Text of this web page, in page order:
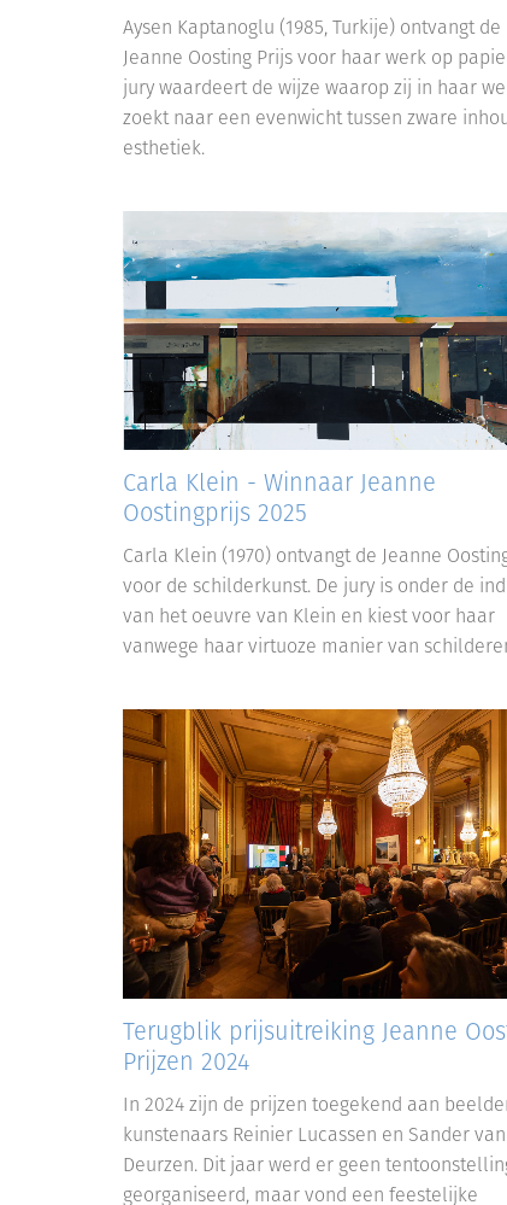
Aysen Kaptanoglu (1985, Turkije) ontvangt de
Jeanne Oosting Prijs voor haar werk op
jury waardeert de wijze waarop zij in haar
zoekt naar een evenwicht tussen zware
esthetiek.
Carla Klein - Winnaar Jeanne
Oostingprijs 2025
Carla Klein (1970) ontvangt de Jeanne
voor de schilderkunst. De jury is onder de
van het oeuvre van Klein en kiest voor haar
vanwege haar virtuoze manier van
Terugblik prijsuitreiking Jeanne
Prijzen 2024
In 2024 zijn de prijzen toegekend aan
kunstenaars Reinier Lucassen en Sander van
Deurzen. Dit jaar werd er geen
georganiseerd, maar vond een feestelijke